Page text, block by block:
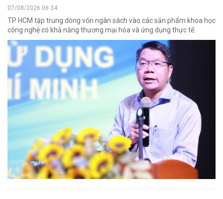
07/08/2026 06:34
TP HCM tập trung dòng vốn ngân sách vào các sản phẩm khoa học
công nghệ có khả năng thương mại hóa và ứng dụng thực tế.